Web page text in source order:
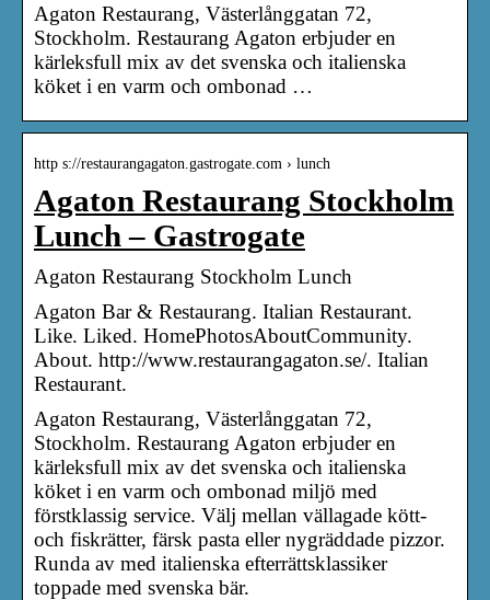
Agaton Restaurang, Västerlånggatan 72,
Stockholm. Restaurang Agaton erbjuder en
kärleksfull mix av det svenska och italienska
köket i en varm och ombonad …
http s://restaurangagaton.gastrogate.com › lunch
Agaton Restaurang Stockholm
Lunch – Gastrogate
Agaton Restaurang Stockholm Lunch
Agaton Bar & Restaurang. Italian Restaurant.
Like. Liked. HomePhotosAboutCommunity.
About. http://www.restaurangagaton.se/. Italian
Restaurant.
Agaton Restaurang, Västerlånggatan 72,
Stockholm. Restaurang Agaton erbjuder en
kärleksfull mix av det svenska och italienska
köket i en varm och ombonad miljö med
förstklassig service. Välj mellan vällagade kött-
och fiskrätter, färsk pasta eller nygräddade pizzor.
Runda av med italienska efterrättsklassiker
toppade med svenska bär.